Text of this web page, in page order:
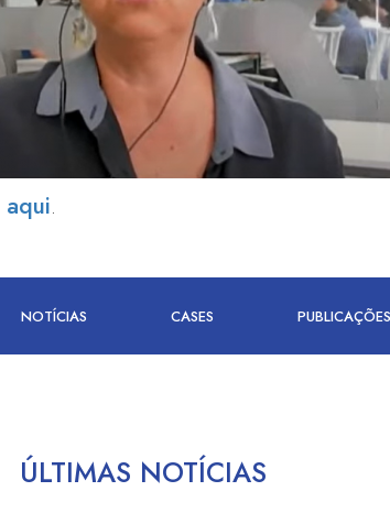
aqui.
NOTÍCIAS CASES PUBLICAÇÕES
ÚLTIMAS NOTÍCIAS